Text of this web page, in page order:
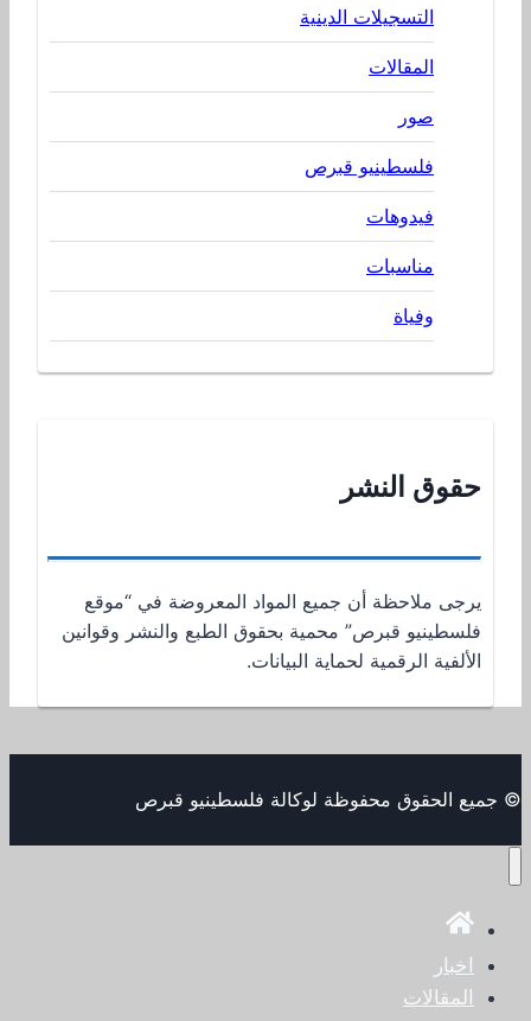
التسجيلات الدينية
المقالات
صور
فلسطينيو قبرص
فيدوهات
مناسبات
وفياة
حقوق النشر
يرجى ملاحظة أن جميع المواد المعروضة في “موقع
فلسطينيو قبرص” محمية بحقوق الطبع والنشر وقوانين
الألفية الرقمية لحماية البيانات.
© جميع الحقوق محفوظة لوكالة فلسطينيو قبرص
اخبار
المقالات